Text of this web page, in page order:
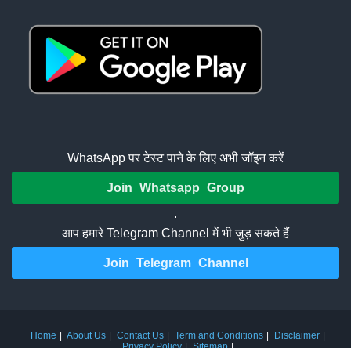
WhatsApp पर टेस्ट पाने के लिए अभी जॉइन करें
Join Whatsapp Group
.
आप हमारे Telegram Channel में भी जुड़ सकते हैं
Join Telegram Channel
Home About Us Contact Us Term and Conditions
Disclaimer